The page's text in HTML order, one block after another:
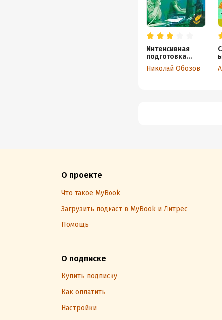
Интенсивная
подготовка
менеджера
Николай Обозов
О проекте
Что такое MyBook
Загрузить подкаст в MyBook и Литрес
Помощь
О подписке
Купить подписку
Как оплатить
Настройки